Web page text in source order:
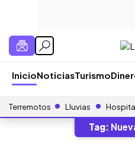
InicioNoticiasTurismo
Terremotos Lluvias
Tag: